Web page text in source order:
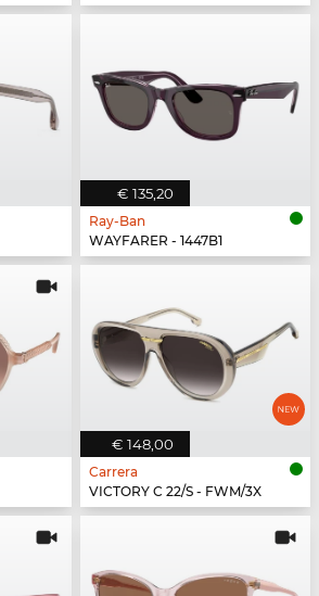
€ 135,20
Ray-Ban
WAYFARER - 1447B1
€ 148,00
Carrera
VICTORY C 22/S - FWM/3X